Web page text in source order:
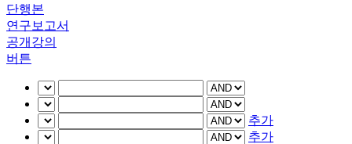
단행본
연구보고서
공개강의
버튼
추가
추가